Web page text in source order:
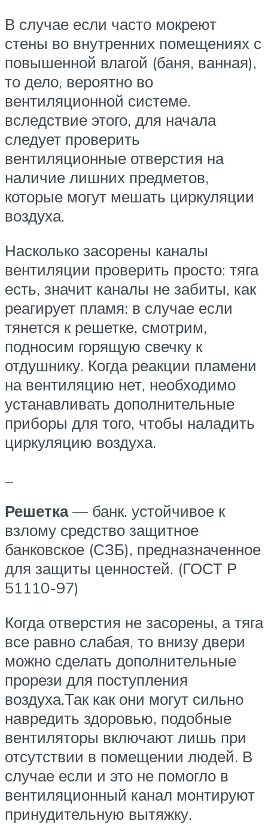
В случае если часто мокреют
стены во внутренних помещениях с
повышенной влагой (баня, ванная),
то дело, вероятно во
вентиляционной системе.
вследствие этого, для начала
следует проверить
вентиляционные отверстия на
наличие лишних предметов,
которые могут мешать циркуляции
воздуха.
Насколько засорены каналы
вентиляции проверить просто: тяга
есть, значит каналы не забиты, как
реагирует пламя: в случае если
тянется к решетке, смотрим,
подносим горящую свечку к
отдушнику. Когда реакции пламени
на вентиляцию нет, необходимо
устанавливать дополнительные
приборы для того, чтобы наладить
циркуляцию воздуха.
Решетка— банк. устойчивое к
взлому средство защитное
банковское (СЗБ), предназначенное
для защиты ценностей. (ГОСТ Р
51110-97)
Когда отверстия не засорены, а тяга
все равно слабая, то внизу двери
можно сделать дополнительные
прорези для поступления
воздуха.Так как они могут сильно
навредить здоровью, подобные
вентиляторы включают лишь при
отсутствии в помещении людей. В
случае если и это не помогло в
вентиляционный канал монтируют
принудительную вытяжку.